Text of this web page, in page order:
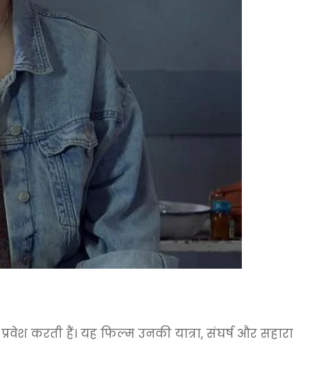
करती हैं। यह फिल्म उनकी यात्रा, संघर्ष और सहारा